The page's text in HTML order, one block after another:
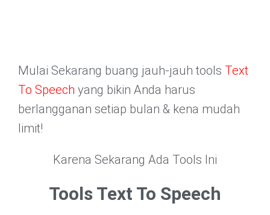
Mulai Sekarang buang jauh-jauh tools Text
To Speech yang bikin Anda harus
berlangganan setiap bulan & kena mudah
limit!
Karena Sekarang Ada Tools Ini
Tools Text To Speech